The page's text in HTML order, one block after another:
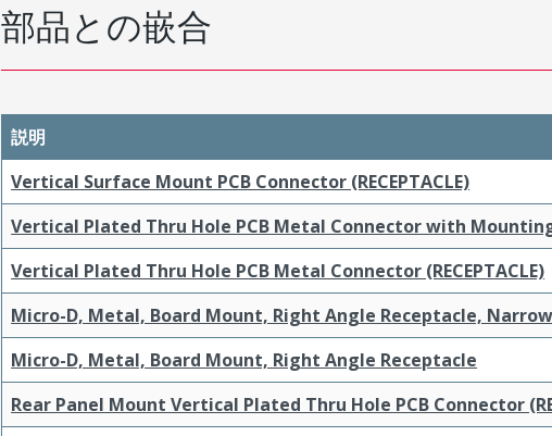
部品との嵌合
説明
Vertical Surface Mount PCB Connector (RECEPTACLE)
Vertical Plated Thru Hole PCB Metal Connector with
Vertical Plated Thru Hole PCB Metal Connector (RECEPTACLE)
Micro-D, Metal, Board Mount, Right Angle Receptacle,
Micro-D, Metal, Board Mount, Right Angle Receptacle
Rear Panel Mount Vertical Plated Thru Hole PCB Connector